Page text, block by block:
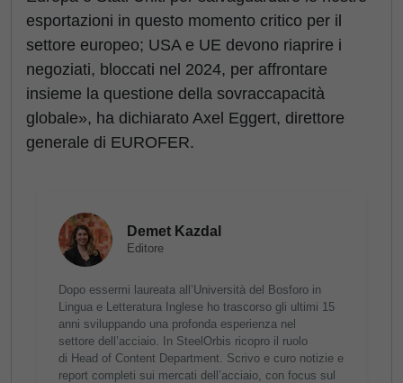
esportazioni in questo momento critico per il
settore europeo; USA e UE devono riaprire i
negoziati, bloccati nel 2024, per affrontare
insieme la questione della sovraccapacità
globale», ha dichiarato Axel Eggert, direttore
generale di EUROFER.
Demet Kazdal
Editore
Dopo essermi laureata all’Università del Bosforo in
Lingua e Letteratura Inglese ho trascorso gli ultimi 15
anni sviluppando una profonda esperienza nel
settore dell’acciaio. In SteelOrbis ricopro il ruolo
di Head of Content Department. Scrivo e curo notizie e
report completi sui mercati dell’acciaio, con focus sul